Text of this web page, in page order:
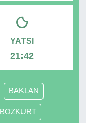
YATSI
21:42
BAKLAN
BOZKURT